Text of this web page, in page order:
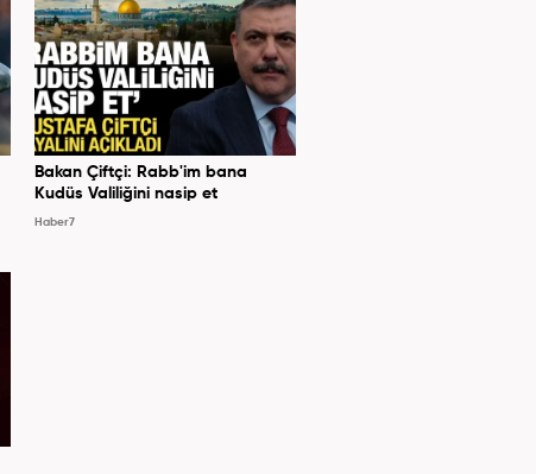
Bakan Çiftçi: Rabb'im bana
Kudüs Valiliğini nasip et
Haber7